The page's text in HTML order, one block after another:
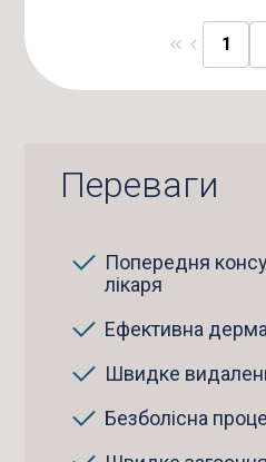
1
Переваги
Попередня
лікаря
Ефективна
Швидке
Безболісна